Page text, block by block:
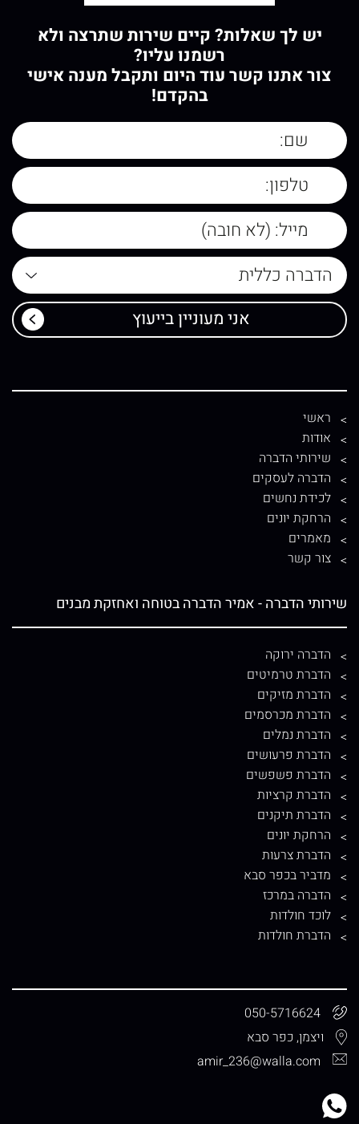
יש לך שאלות? קיים שירות שתרצה ולא
רשמנו עליו?
צור אתנו קשר עוד היום ותקבל מענה אישי
בהקדם!
ראשי
אודות
שירותי הדברה
הדברה לעסקים
לכידת נחשים
הרחקת יונים
מאמרים
צור קשר
שירותי הדברה - אמיר הדברה בטוחה ואחזקת מבנים
הדברה ירוקה
הדברת טרמיטים
הדברת מזיקים
הדברת מכרסמים
הדברת נמלים
הדברת פרעושים
הדברת פשפשים
הדברת קרציות
הדברת תיקנים
הרחקת יונים
הדברת צרעות
מדביר בכפר סבא
הדברה במרכז
לוכד חולדות
הדברת חולדות
050-5716624
ויצמן, כפר סבא
amir_236@walla.com